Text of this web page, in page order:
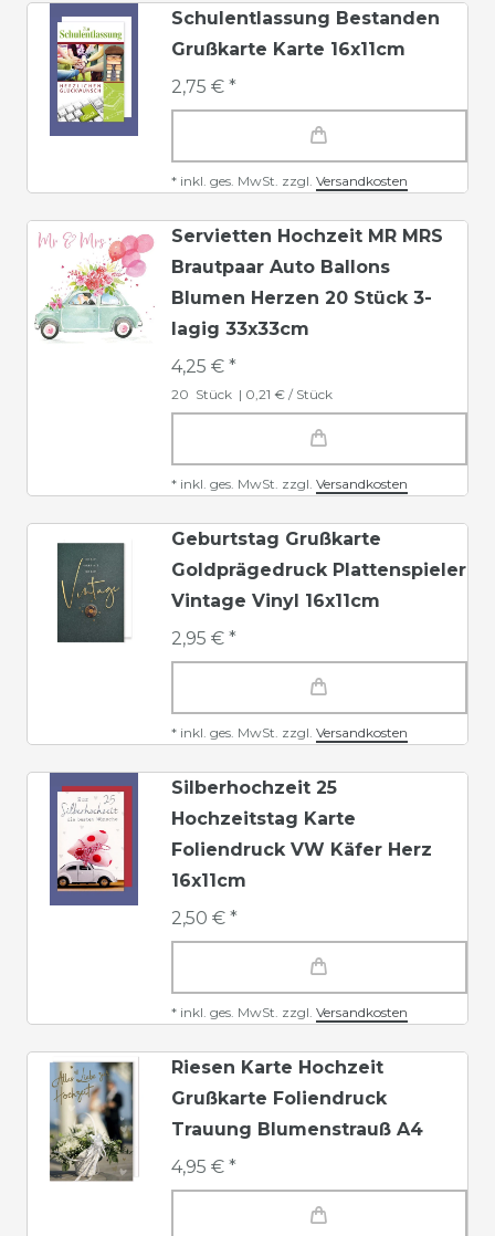
Schulentlassung Bestanden
Grußkarte Karte 16x11cm
2,75 € *
* inkl. ges. MwSt. zzgl. Versandkosten
Servietten Hochzeit MR MRS
Brautpaar Auto Ballons
Blumen Herzen 20 Stück 3-
lagig 33x33cm
4,25 € *
20 Stück | 0,21 € / Stück
* inkl. ges. MwSt. zzgl. Versandkosten
Geburtstag Grußkarte
Goldprägedruck Plattenspieler
Vintage Vinyl 16x11cm
2,95 € *
* inkl. ges. MwSt. zzgl. Versandkosten
Silberhochzeit 25
Hochzeitstag Karte
Foliendruck VW Käfer Herz
16x11cm
2,50 € *
* inkl. ges. MwSt. zzgl. Versandkosten
Riesen Karte Hochzeit
Grußkarte Foliendruck
Trauung Blumenstrauß A4
4,95 € *